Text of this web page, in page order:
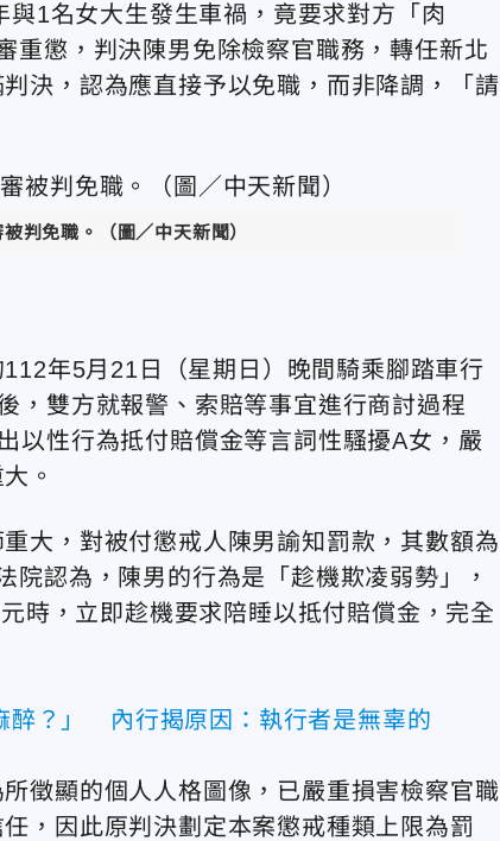
1名女大生發生車禍，竟要求對方「肉
重懲，判決陳男免除檢察官職務，轉任新北
決，認為應直接予以免職，而非降調，「請
判免職。（圖／中天新聞）
年5月21日（星期日）晚間騎乘腳踏車行
，雙方就報警、索賠等事宜進行商討過程
以性行為抵付賠償金等言詞性騷擾A女，嚴
。
大，對被付懲戒人陳男諭知罰款，其數額為
認為，陳男的行為是「趁機欺凌弱勢」，
時，立即趁機要求陪睡以抵付賠償金，完全
醉？」 內行揭原因：執行者是無辜的
徵顯的個人人格圖像，已嚴重損害檢察官職
，因此原判決劃定本案懲戒種類上限為罰